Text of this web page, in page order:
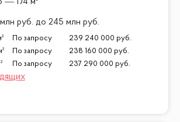
руб. до 245 млн руб.
По запросу 239 240 000 руб.
По запросу 238 160 000 руб.
По запросу 237 290 000 руб.